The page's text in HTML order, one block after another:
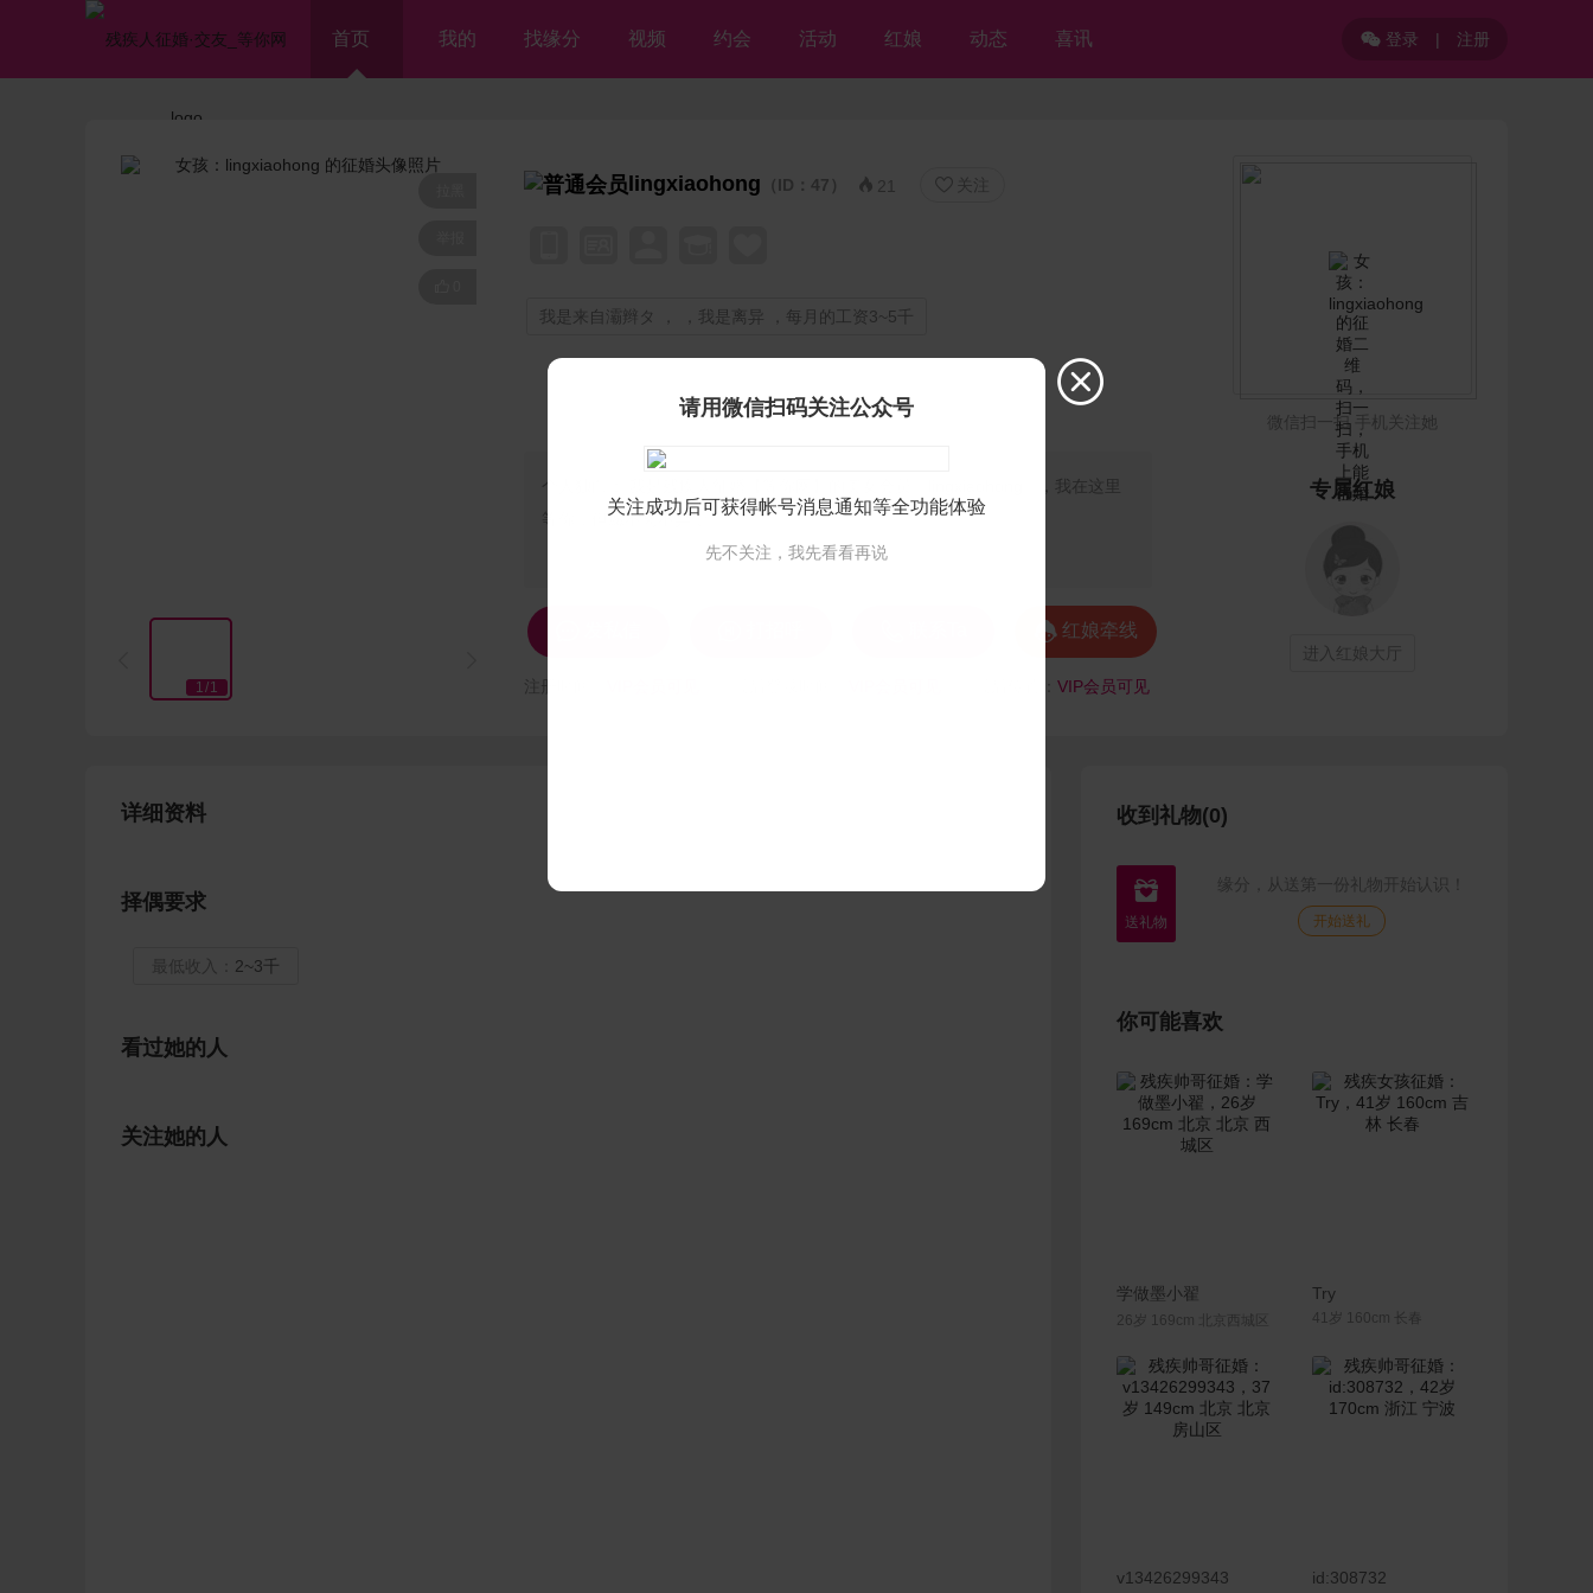
首页 我的 找缘分 视频 约会 活动 红娘 动态 喜讯 登录 | 注册
1/1
lingxiaohong （ID：47）  21  关注
我是来自灞辫タ ， ，我是离异 ，每月的工资3~5千
个人独白：
我是残疾人征婚【等你网】的美女会员♡lingxiaohong♡，我在这里
等你，但愿不离不弃💘
 红娘牵线
VIP会员可见
微信扫一扫 手机关注她
专属红娘
进入红娘大厅
详细资料
择偶要求
最低收入： 2~3千
看过她的人
关注她的人
收到礼物(0)
 缘分，从送第一份礼物开始认识！
开始送礼
你可能喜欢
联系Ta
学做墨小翟
26岁 169cm 北京西城区
Try
41岁 160cm 长春
联系Ta
v13426299343 联系Ta
id:308732

请用微信扫码关注公众号
关注成功后可获得帐号消息通知等全功能体验
先不关注，我先看看再说